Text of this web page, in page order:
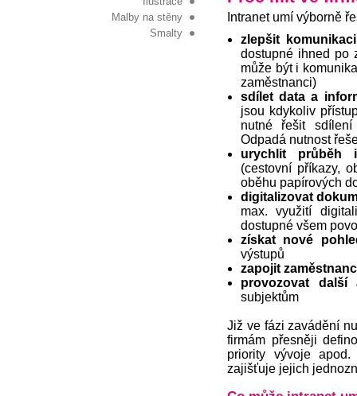
Malby na stěny
Smalty
Intranet umí výborně
zlepšit
dostupné ihned po
může být i
zaměstnanci)
sdílet data a
jsou kdykoliv
nutné řešit sdílení
Odpadá nutnost
urychlit průběh
(cestovní příkazy,
oběhu papírových
digitalizovat
max. využití
dostupné všem
získat nové
výstupů
zapojit
provozovat další
subjektům
Již ve fázi zavádění
firmám přesněji
priority vývoje
zajišťuje jejich